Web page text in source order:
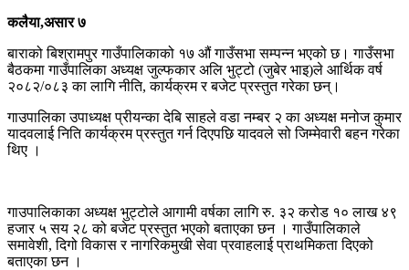
कलैया,असार ७
बाराको बिश्रामपुर गाउँपालिकाको १७ औं गाउँसभा सम्पन्न भएको छ। गाउँसभा
बैठकमा गाउँपालिका अध्यक्ष जुल्फकार अलि भुट्टो (जुबेर भाइ)ले आर्थिक वर्ष
२०८२/०८३ का लागि नीति, कार्यक्रम र बजेट प्रस्तुत गरेका छन्।
गाउपालिका उपाध्यक्ष प्रीयन्का देबि साहले वडा नम्बर २ का अध्यक्ष मनोज कुमार
यादवलाई निति कार्यक्रम प्रस्तुत गर्न दिएपछि यादवले सो जिम्मेवारी बहन गरेका
थिए ।
गाउपालिकाका अध्यक्ष भुट्टोले आगामी वर्षका लागि रु. ३२ करोड १० लाख ४९
हजार ५ सय २८ को बजेट प्रस्तुत भएको बताएका छन । गाउँपालिकाले
समावेशी, दिगो विकास र नागरिकमुखी सेवा प्रवाहलाई प्राथमिकता दिएको
बताएका छन ।